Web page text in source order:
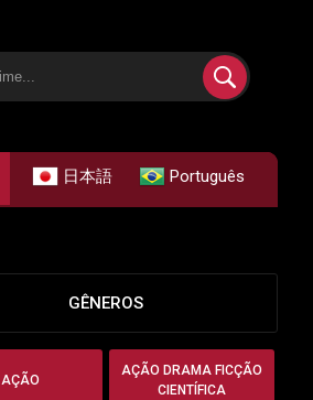
日本語 Português
GÊNEROS
AÇÃO
AÇÃO DRAMA FICÇÃO
CIENTÍFICA